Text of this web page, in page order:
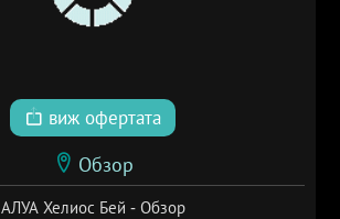
виж офертата
Обзор
АЛУА Хелиос Бей - Обзор